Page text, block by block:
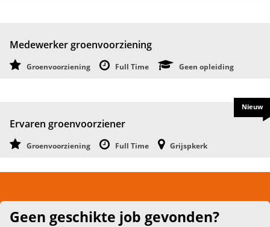
Medewerker groenvoorziening
Groenvoorziening Full Time Geen opleiding
Ervaren groenvoorziener
Groenvoorziening Full Time Grijspkerk
Nieuw
Geen geschikte job gevonden?